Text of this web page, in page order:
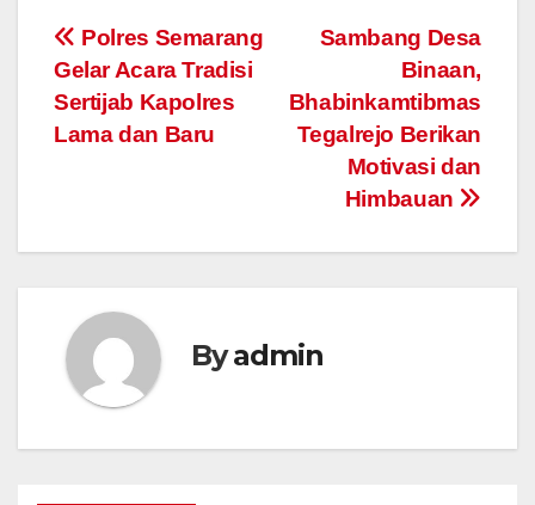
Post
navigation
Sambang Desa
Binaan,
Bhabinkamtibmas
Tegalrejo Berikan
Motivasi dan
Himbauan
Polres Semarang
Gelar Acara Tradisi
Sertijab Kapolres
Lama dan Baru
Byadmin